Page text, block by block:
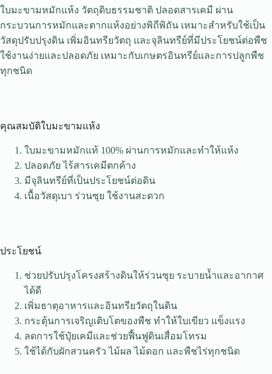
ใบมะขามหมักแห้ง วัตถุดิบธรรมชาติ ปลอดสารเคมี ผ่าน
กระบวนการหมักและตากแห้งอย่างพิถีพิถัน เหมาะสำหรับใช้เป็น
วัสดุปรับปรุงดิน เพิ่มอินทรียวัตถุ และจุลินทรีย์ที่มีประโยชน์ต่อพืช
ใช้งานง่ายและปลอดภัย เหมาะกับเกษตรอินทรีย์และการปลูกพืช
ทุกชนิด
คุณสมบัติใบมะขามแห้ง
ใบมะขามหมักแท้ 100% ผ่านการหมักและทำให้แห้ง
ปลอดภัย ไร้สารเคมีตกค้าง
มีจุลินทรีย์ที่เป็นประโยชน์ต่อดิน
เนื้อวัสดุเบา ร่วนซุย ใช้งานสะดวก
ประโยชน์
ช่วยปรับปรุงโครงสร้างดินให้ร่วนซุย ระบายน้ำและอากาศ
ได้ดี
เพิ่มธาตุอาหารและอินทรียวัตถุในดิน
กระตุ้นการเจริญเติบโตของพืช ทำให้ใบเขียว แข็งแรง
ลดการใช้ปุ๋ยเคมีและช่วยฟื้นฟูดินเสื่อมโทรม
ใช้ได้กับผักสวนครัว ไม้ผล ไม้ดอก และพืชไร่ทุกชนิด